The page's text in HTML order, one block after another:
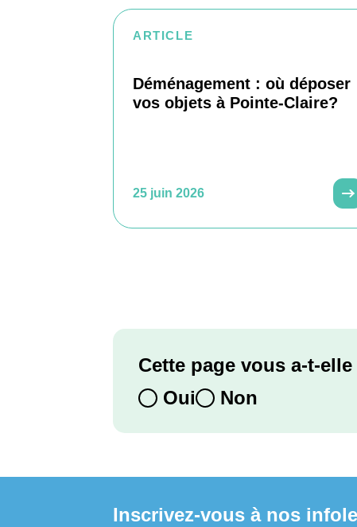
ARTICLE
Déménagement : où déposer
vos objets à Pointe-Claire?
25 juin 2026
Cette page vous a-t-
Oui
Non
Inscrivez-vous à nos